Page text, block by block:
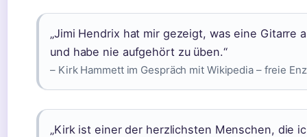
„Jimi Hendrix hat mir gezeigt, was eine Gitarre
und habe nie aufgehört zu üben.“
– Kirk Hammett im Gespräch mit Wikipedia – freie
„Kirk ist einer der herzlichsten Menschen, die